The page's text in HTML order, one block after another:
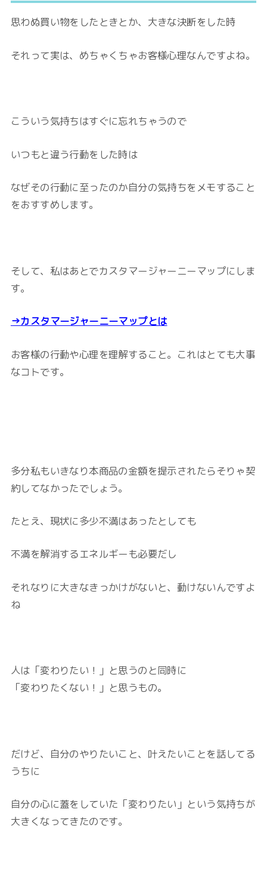
思わぬ買い物をしたときとか、大きな決断をした時
それって実は、めちゃくちゃお客様心理なんですよね。
こういう気持ちはすぐに忘れちゃうので
いつもと違う行動をした時は
なぜその行動に至ったのか自分の気持ちをメモすること
をおすすめします。
そして、私はあとでカスタマージャーニーマップにしま
す。
→カスタマージャーニーマップとは
お客様の行動や心理を理解すること。これはとても大事
なコトです。
多分私もいきなり本商品の金額を提示されたらそりゃ契
約してなかったでしょう。
たとえ、現状に多少不満はあったとしても
不満を解消するエネルギーも必要だし
それなりに大きなきっかけがないと、動けないんですよ
ね
人は「変わりたい！」と思うのと同時に
「変わりたくない！」と思うもの。
だけど、自分のやりたいこと、叶えたいことを話してる
うちに
自分の心に蓋をしていた「変わりたい」という気持ちが
大きくなってきたのです。